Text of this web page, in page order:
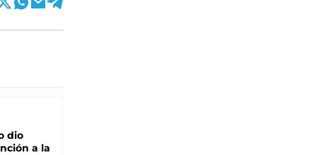
dio
a la